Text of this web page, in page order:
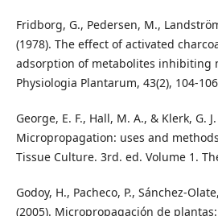
Fridborg, G., Pedersen, M.,
(1978). The effect of activated
adsorption of metabolites inhibiting
Physiologia Plantarum, 43(2), 104-
George, E. F., Hall, M. A., & Klerk, G.
Micropropagation: uses and
Tissue Culture. 3rd. ed. Volume 1.
Godoy, H., Pacheco, P., Sánchez-
(2005). Micropropagación de